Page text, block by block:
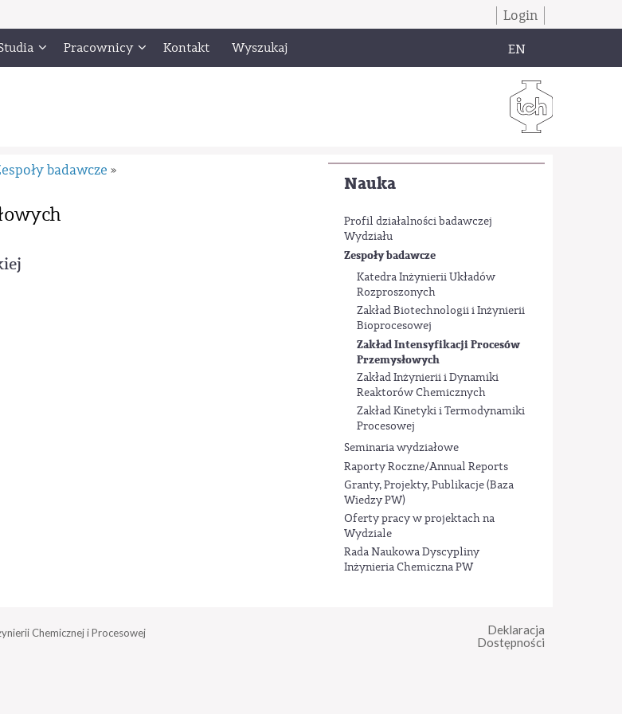
Login
Pracownicy Kontakt Wyszukaj EN
Nauka
Profil działalności badawczej
Wydziału
Zespoły badawcze
Katedra Inżynierii Układów
Rozproszonych
Zakład Biotechnologii i Inżynierii
Bioprocesowej
Zakład Intensyfikacji Procesów
Przemysłowych
Zakład Inżynierii i Dynamiki
Reaktorów Chemicznych
Zakład Kinetyki i Termodynamiki
Procesowej
Seminaria wydziałowe
Raporty Roczne/Annual Reports
Granty, Projekty, Publikacje (Baza
Wiedzy PW)
Oferty pracy w projektach na
Wydziale
Rada Naukowa Dyscypliny
Inżynieria Chemiczna PW
badawcze »
Chemicznej i Procesowej
Deklaracja
Dostępności